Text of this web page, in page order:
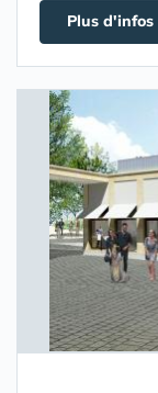
Plus d'infos